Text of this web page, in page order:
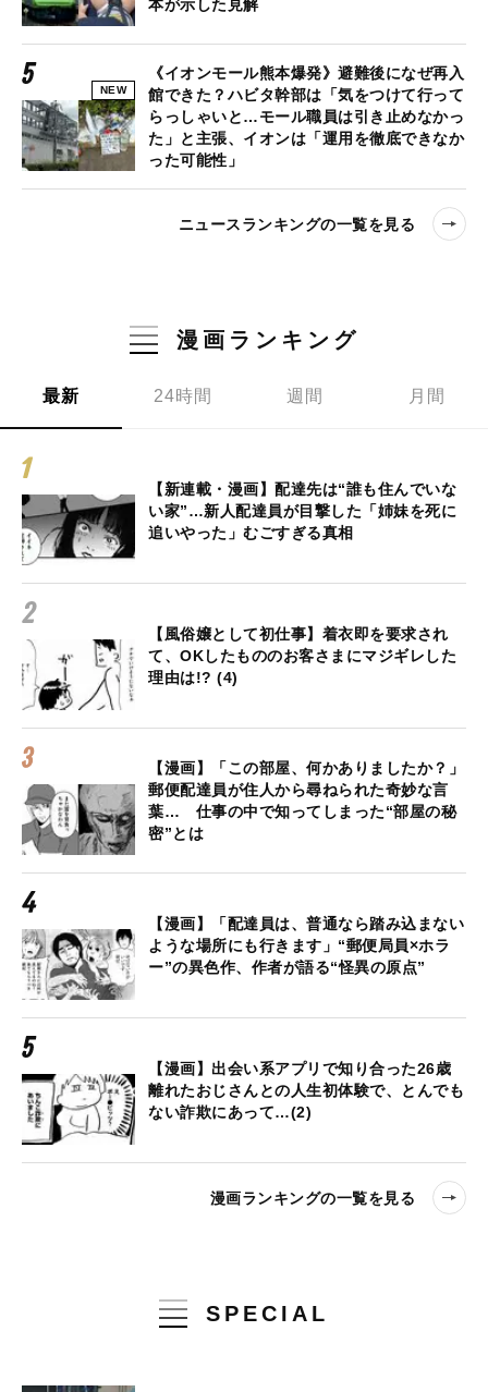
本が示した見解
NEW
《イオンモール熊本爆発》避難後になぜ再入
館できた？ハビタ幹部は「気をつけて行って
らっしゃいと…モール職員は引き止めなかっ
た」と主張、イオンは「運用を徹底できなか
った可能性」
ニュースランキングの一覧を見る
漫画ランキング
最新 24時間 週間 月間
【新連載・漫画】配達先は“誰も住んでいな
い家”…新人配達員が目撃した「姉妹を死に
追いやった」むごすぎる真相
【風俗嬢として初仕事】着衣即を要求され
て、OKしたもののお客さまにマジギレした
理由は!? (4)
【漫画】「この部屋、何かありましたか？」
郵便配達員が住人から尋ねられた奇妙な言
葉… 仕事の中で知ってしまった“部屋の秘
密”とは
【漫画】「配達員は、普通なら踏み込まない
ような場所にも行きます」“郵便局員×ホラ
ー”の異色作、作者が語る“怪異の原点”
【漫画】出会い系アプリで知り合った26歳
離れたおじさんとの人生初体験で、とんでも
ない詐欺にあって…(2)
漫画ランキングの一覧を見る
SPECIAL